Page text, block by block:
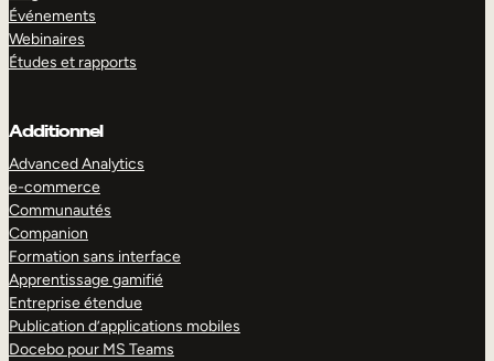
Événements
Webinaires
Études et rapports
Additionnel
Advanced Analytics
e-commerce
Communautés
Companion
Formation sans interface
Apprentissage gamifié
Entreprise étendue
Publication d’applications mobiles
Docebo pour MS Teams